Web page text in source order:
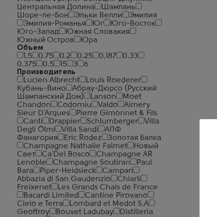
Центральная Долина
Шампань
Шоре-ле-Бон
Эльки Велли
Эмилия
Эмилия-Романья
Юг
Юго-Восток
Юго-Запад
Южная Словакия
Южный Остров
Юра
Объем
1.5
0.75 0.2 0.25 0.187
0.33
0.375
0.5 15 3
6
Производитель
Lucien Albrecht
Louis Roederer
Кубань-Вино
Абрау-Дюрсо (Русский
Шампанский Дом)
Lanson
Moet
Chandon
Codorniu Valdo
Aimery
Sieur D'Arques
Pierre Gimonnet & Fils
Canti
Drappier Schlumberger
Villa
Degli Olmi
Villa Sandi
АПФ
Фанагория
Eric Rodez
Золотая Балка
Champagne Nathalie Falmet
Новый
Свет
Ca'Del Bosco
Champagne AR
Lenoble
Champagne Soutiran
Paul
Bara
Piper-Heidsieck
Campari
Abbazia di San Gaudenzio
Chiarli
Freixenet
Les Grands Chais de France
Bacardi Limited
Cantine Pirovano
Cielo e Terra
Lombard et Medot S.A
Geoffroy
Bouvet Ladubay
Distilleria